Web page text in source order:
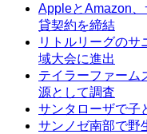
AppleとAmazon
貸契約を締結
リトルリーグのサ
域大会に進出
テイラーファーム
源として調査
サンタローザで子
サンノゼ南部で野